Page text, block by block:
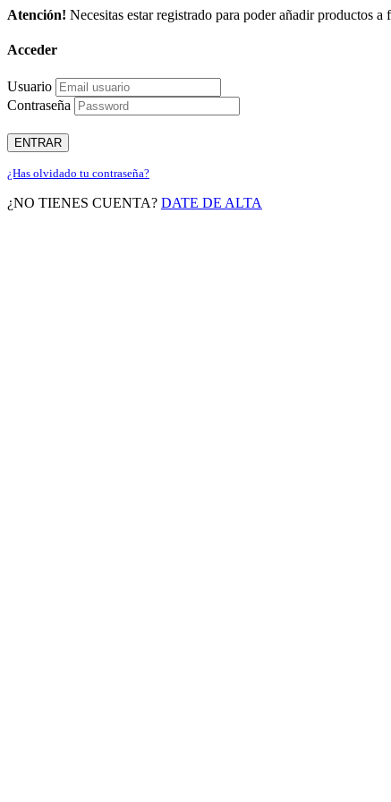
Atención! Necesitas estar registrado para poder añadir productos a
Acceder
Usuario
Contraseña
ENTRAR
¿Has olvidado tu contraseña?
¿NO TIENES CUENTA? DATE DE ALTA